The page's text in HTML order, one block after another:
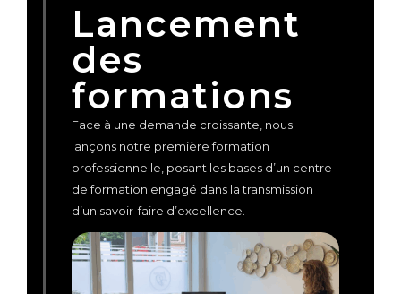
Lancement
des
formations
Face à une demande croissante, nous
lançons notre première formation
professionnelle, posant les bases d’un centre
de formation engagé dans la transmission
d’un savoir-faire d’excellence.